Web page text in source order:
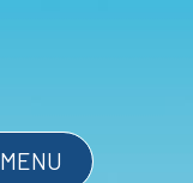
MENU